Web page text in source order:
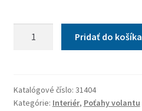
sivý
Pridať do košíka
Katalógové číslo: 31404
Kategórie: Interiér, Poťahy volantu